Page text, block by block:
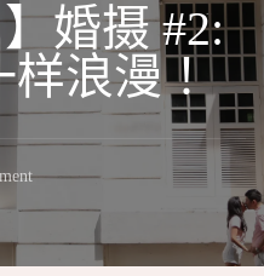
婚摄 #2:
样浪漫！
On
【结
婚